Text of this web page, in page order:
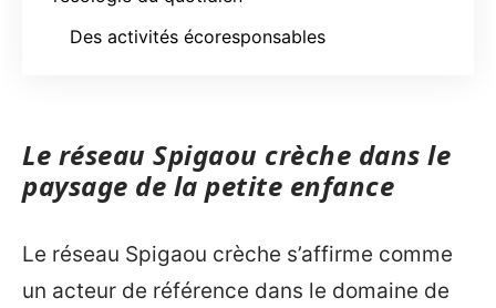
Des activités écoresponsables
Le réseau Spigaou crèche dans le
paysage de la petite enfance
Le réseau Spigaou crèche s’affirme comme
un acteur de référence dans le domaine de